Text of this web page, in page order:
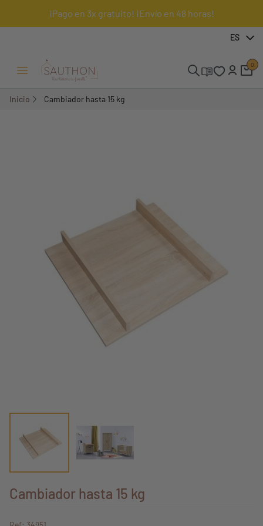
¡Pago en 3x gratuito! ¡Envío en 48 horas!
ES
Menú Abrir/Cerrar
0
Inicio Cambiador hasta 15 kg
Cambiador hasta 15 kg